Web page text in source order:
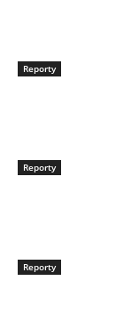
Reporty
Reporty
Reporty